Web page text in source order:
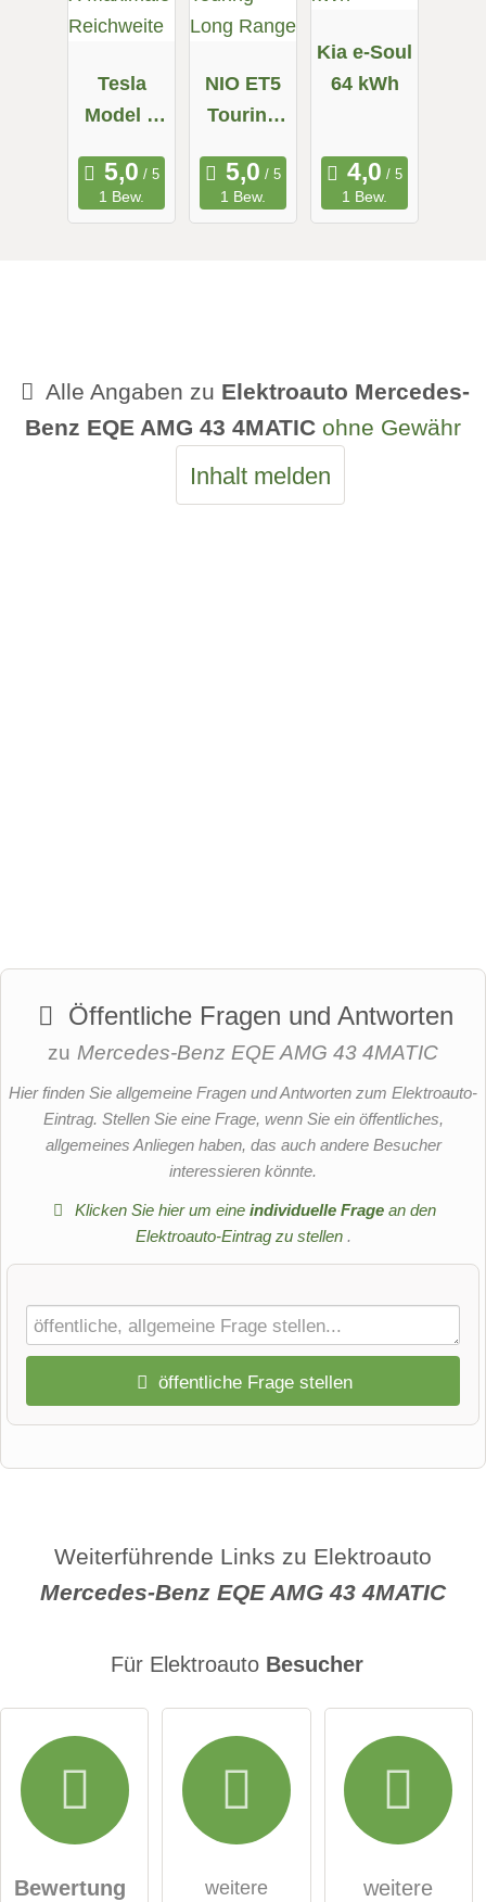
Tesla
Model X
Reichweit
e
1 Bew.
NIO ET5
Touring
Range
1 Bew.
Kia e-Soul
64 kWh
1 Bew.
Alle Angaben zu Elektroauto Mercedes-
Benz EQE AMG 43 4MATIC ohne Gewähr
Inhalt melden
Öffentliche Fragen und Antworten
zu Mercedes-Benz EQE AMG 43 4MATIC
Hier finden Sie allgemeine Fragen und Antworten zum Elektroauto-
Eintrag. Stellen Sie eine Frage, wenn Sie ein öffentliches,
allgemeines Anliegen haben, das auch andere Besucher
interessieren könnte.
Klicken Sie hier um eineindividuelle Frage an den
Elektroauto-Eintrag zu stellen .
öffentliche Frage stellen
Name
Hiermit akzeptiere ich die
Datenschutzerklärunghabe ich zur Kenntnis
genommen.
Weiterführende Links zu Elektroauto
Mercedes-Benz EQE AMG 43 4MATIC
Für Elektroauto Besucher
Bewertung weitere weitere